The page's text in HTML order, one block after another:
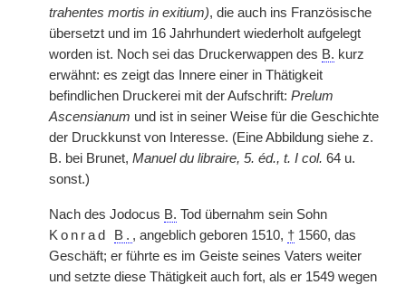
trahentes mortis in exitium), die auch ins Französische
übersetzt und im 16 Jahrhundert wiederholt aufgelegt
worden ist. Noch sei das Druckerwappen des B. kurz
erwähnt: es zeigt das Innere einer in Thätigkeit
befindlichen Druckerei mit der Aufschrift: Prelum
Ascensianum und ist in seiner Weise für die Geschichte
der Druckkunst von Interesse. (Eine Abbildung siehe z.
B. bei Brunet, Manuel du libraire, 5. éd., t. I col. 64 u.
sonst.)
Nach des Jodocus B. Tod übernahm sein Sohn
Konrad
B. , angeblich geboren 1510, †1560, das
Geschäft; er führte es im Geiste seines Vaters weiter
und setzte diese Thätigkeit auch fort, als er 1549 wegen